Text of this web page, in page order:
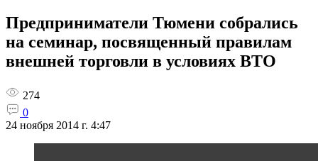
Предприниматели Тюмени собрались
на семинар, посвященный правилам
внешней торговли в условиях ВТО
274
0
24 ноября 2014 г. 4:47